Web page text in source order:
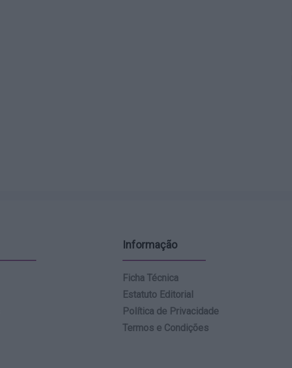
Informação
Ficha Técnica
Estatuto Editorial
Política de Privacidade
Termos e Condições